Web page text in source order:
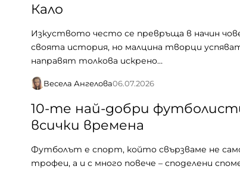
Кало
Изкуството често се превръща в начин
своята история, но малцина творци
направят толкова искрено…
Весела Ангелова06.07.2026
10-те най-добри
всички времена
Футболът е спорт, който свързваме не
трофеи, а и с много повече – споделени